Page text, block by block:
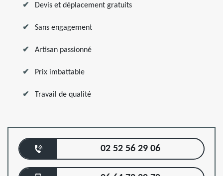
Devis et déplacement gratuits
Sans engagement
Artisan passionné
Prix imbattable
Travail de qualité
02 52 56 29 06